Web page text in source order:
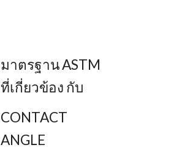
มาตรฐาน ASTM
ที่เกี่ยวข้อง กับ
CONTACT
ANGLE